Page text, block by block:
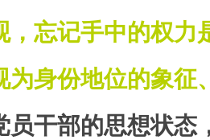
，忘记手中的权力
为身份地位的象征
员干部的思想状态